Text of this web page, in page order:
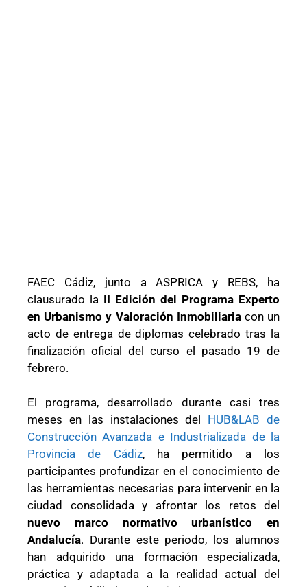
FAEC Cádiz, junto aASPRICA y REBS, ha
clausurado la II Edición del Programa Experto
en Urbanismo y Valoración Inmobiliariacon un
acto de entrega de diplomas celebrado tras la
finalización oficial del curso el pasado 19 de
febrero.
El programa, desarrollado durante casi tres
meses en las instalaciones del HUB&LAB de
Construcción Avanzada e Industrializada de la
Provincia de Cádiz, ha permitido a los
participantes profundizar en el conocimiento de
las herramientas necesarias para intervenir en la
ciudad consolidada y afrontar los retos del
nuevo marco normativo urbanístico en
Andalucía. Durante este periodo, los alumnos
han adquirido una formación especializada,
práctica y adaptada a la realidad actual del